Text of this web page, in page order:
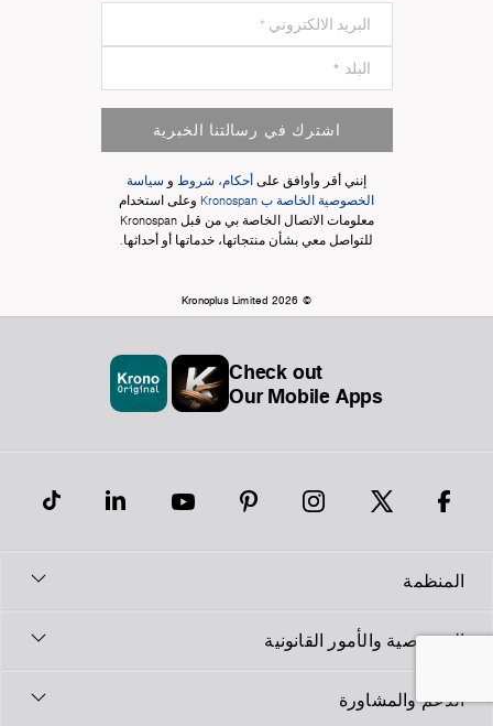
اشترك في رسالتنا الخبرية
إنني أقر وأوافق على أحكام، شروط و سياسة
الخصوصية الخاصة ب Kronospan
وعلى استخدام
معلومات الاتصال الخاصة بي من قبل Kronospan
للتواصل معي بشأن منتجاتها، خدماتها أو أحداثها.
© Kronoplus Limited 2026
Check out
Our Mobile Apps
المنظمة
الخصوصية والأمور القانونية
الدعم والمشاورة